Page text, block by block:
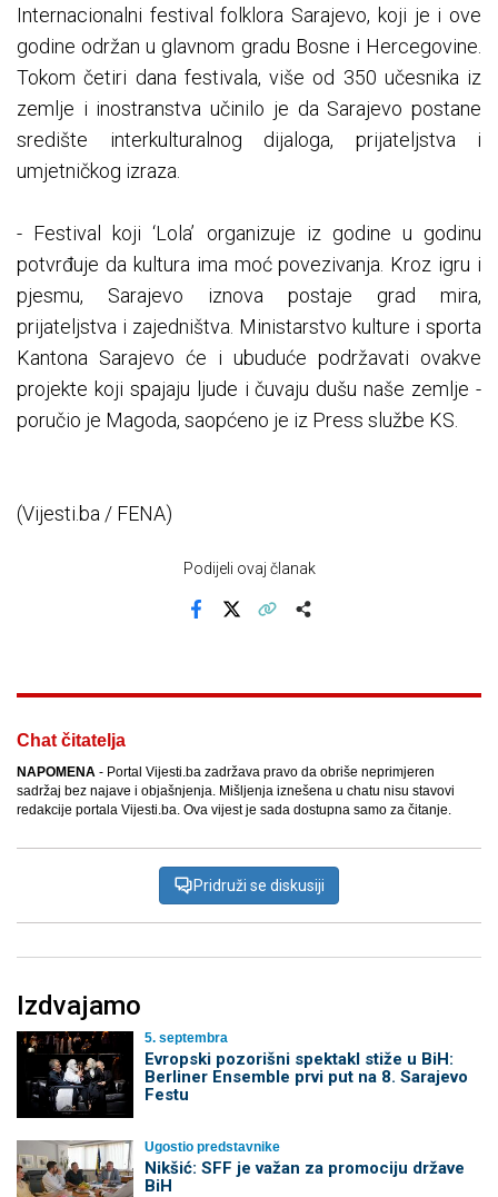
Internacionalni festival folklora Sarajevo, koji je i ove
godine održan u glavnom gradu Bosne i Hercegovine.
Tokom četiri dana festivala, više od 350 učesnika iz
zemlje i inostranstva učinilo je da Sarajevo postane
središte interkulturalnog dijaloga, prijateljstva i
umjetničkog izraza.
- Festival koji ‘Lola’ organizuje iz godine u godinu
potvrđuje da kultura ima moć povezivanja. Kroz igru i
pjesmu, Sarajevo iznova postaje grad mira,
prijateljstva i zajedništva. Ministarstvo kulture i sporta
Kantona Sarajevo će i ubuduće podržavati ovakve
projekte koji spajaju ljude i čuvaju dušu naše zemlje -
poručio je Magoda, saopćeno je iz Press službe KS.
(Vijesti.ba / FENA)
Podijeli ovaj članak
Chat čitatelja
NAPOMENA - Portal Vijesti.ba zadržava pravo da obriše neprimjeren
sadržaj bez najave i objašnjenja. Mišljenja iznešena u chatu nisu stavovi
redakcije portala Vijesti.ba. Ova vijest je sada dostupna samo za čitanje.
Pridruži se diskusiji
Izdvajamo
5. septembra
Evropski pozorišni spektakl stiže u BiH:
Berliner Ensemble prvi put na 8. Sarajevo
Festu
Ugostio predstavnike
Nikšić: SFF je važan za promociju države
BiH